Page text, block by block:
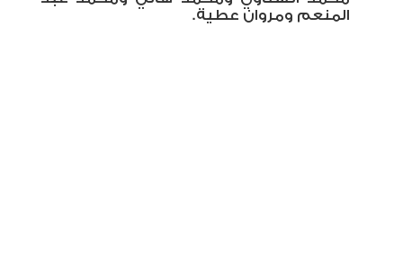
المنعم ومروان عطية.